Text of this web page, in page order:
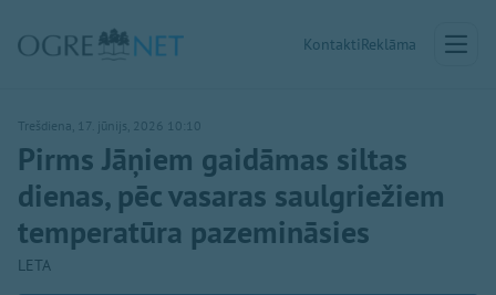
KontaktiReklāma
Trešdiena, 17. jūnijs, 2026 10:10
Pirms Jāņiem gaidāmas siltas
dienas, pēc vasaras saulgriežiem
temperatūra pazemināsies
LETA